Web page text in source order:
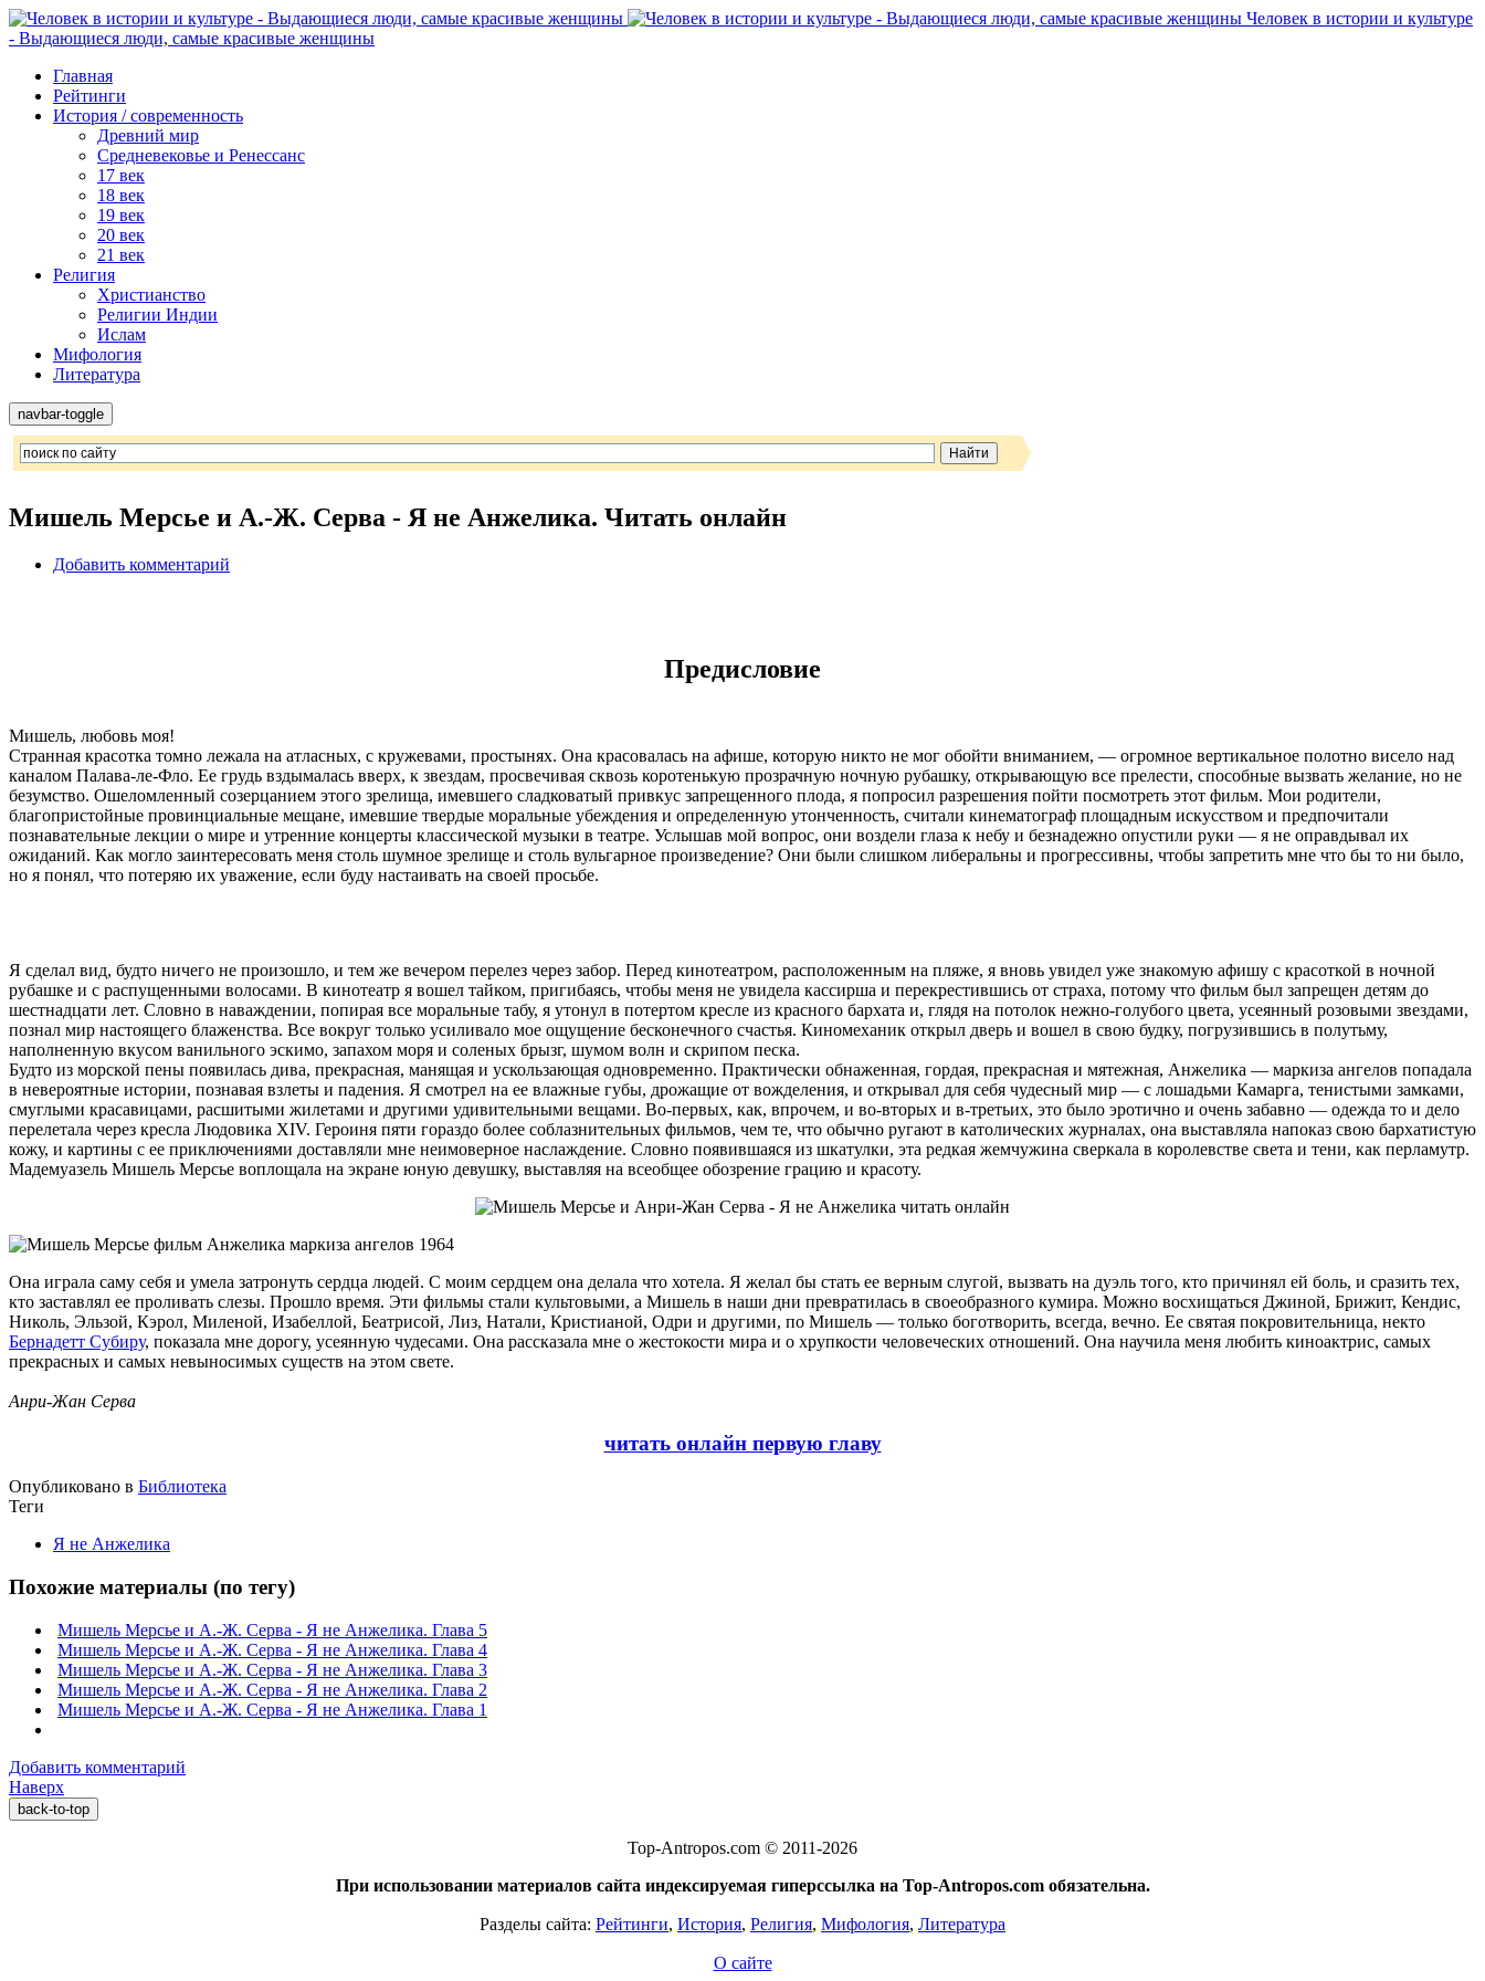
Человек в истории и культуре
- Выдающиеся люди, самые красивые женщины
Главная
Рейтинги
История / современность
Древний мир
Средневековье и Ренессанс
17 век
18 век
19 век
20 век
21 век
Религия
Христианство
Религии Индии
Ислам
Мифология
Литература
navbar-toggle
Мишель Мерсье и А.-Ж. Серва - Я не Анжелика. Читать онлайн
Добавить комментарий
Предисловие
Мишель, любовь моя!
Странная красотка томно лежала на атласных, с кружевами, простынях. Она красовалась на афише, которую никто не мог обойти вниманием, — огромное вертикальное полотно висело над
каналом Палава-ле-Фло. Ее грудь вздымалась вверх, к звездам, просвечивая сквозь коротенькую прозрачную ночную рубашку, открывающую все прелести, способные вызвать желание, но не
безумство. Ошеломленный созерцанием этого зрелища, имевшего сладковатый привкус запрещенного плода, я попросил разрешения пойти посмотреть этот фильм. Мои родители,
благопристойные провинциальные мещане, имевшие твердые моральные убеждения и определенную утонченность, считали кинематограф площадным искусством и предпочитали
познавательные лекции о мире и утренние концерты классической музыки в театре. Услышав мой вопрос, они воздели глаза к небу и безнадежно опустили руки — я не оправдывал их
ожиданий. Как могло заинтересовать меня столь шумное зрелище и столь вульгарное произведение? Они были слишком либеральны и прогрессивны, чтобы запретить мне что бы то ни было,
но я понял, что потеряю их уважение, если буду настаивать на своей просьбе.
Я сделал вид, будто ничего не произошло, и тем же вечером перелез через забор. Перед кинотеатром, расположенным на пляже, я вновь увидел уже знакомую афишу с красоткой в ночной
рубашке и с распущенными волосами. В кинотеатр я вошел тайком, пригибаясь, чтобы меня не увидела кассирша и перекрестившись от страха, потому что фильм был запрещен детям до
шестнадцати лет. Словно в наваждении, попирая все моральные табу, я утонул в потертом кресле из красного бархата и, глядя на потолок нежно-голубого цвета, усеянный розовыми звездами,
познал мир настоящего блаженства. Все вокруг только усиливало мое ощущение бесконечного счастья. Киномеханик открыл дверь и вошел в свою будку, погрузившись в полутьму,
наполненную вкусом ванильного эскимо, запахом моря и соленых брызг, шумом волн и скрипом песка.
Будто из морской пены появилась дива, прекрасная, манящая и ускользающая одновременно. Практически обнаженная, гордая, прекрасная и мятежная, Анжелика — маркиза ангелов попадала
в невероятные истории, познавая взлеты и падения. Я смотрел на ее влажные губы, дрожащие от вожделения, и открывал для себя чудесный мир — с лошадьми Камарга, тенистыми замками,
смуглыми красавицами, расшитыми жилетами и другими удивительными вещами. Во-первых, как, впрочем, и во-вторых и в-третьих, это было эротично и очень забавно — одежда то и дело
перелетала через кресла Людовика XIV. Героиня пяти гораздо более соблазнительных фильмов, чем те, что обычно ругают в католических журналах, она выставляла напоказ свою бархатистую
кожу, и картины с ее приключениями доставляли мне неимоверное наслаждение. Словно появившаяся из шкатулки, эта редкая жемчужина сверкала в королевстве света и тени, как перламутр.
Мадемуазель Мишель Мерсье воплощала на экране юную девушку, выставляя на всеобщее обозрение грацию и красоту.
Она играла саму себя и умела затронуть сердца людей. С моим сердцем она делала что хотела. Я желал бы стать ее верным слугой, вызвать на дуэль того, кто причинял ей боль, и сразить тех,
кто заставлял ее проливать слезы. Прошло время. Эти фильмы стали культовыми, а Мишель в наши дни превратилась в своеобразного кумира. Можно восхищаться Джиной, Брижит, Кендис,
Николь, Эльзой, Кэрол, Миленой, Изабеллой, Беатрисой, Лиз, Натали, Кристианой, Одри и другими, по Мишель — только боготворить, всегда, вечно. Ее святая покровительница, некто
Бернадетт Субиру, показала мне дорогу, усеянную чудесами. Она рассказала мне о жестокости мира и о хрупкости человеческих отношений. Она научила меня любить киноактрис, самых
прекрасных и самых невыносимых существ на этом свете.
Анри-Жан Серва
читать онлайн первую главу
Опубликовано в Библиотека
Теги
Я не Анжелика
Похожие материалы (по тегу)
Мишель Мерсье и А.-Ж. Серва - Я не Анжелика. Глава 5
Мишель Мерсье и А.-Ж. Серва - Я не Анжелика. Глава 4
Мишель Мерсье и А.-Ж. Серва - Я не Анжелика. Глава 3
Мишель Мерсье и А.-Ж. Серва - Я не Анжелика. Глава 2
Мишель Мерсье и А.-Ж. Серва - Я не Анжелика. Глава 1
Добавить комментарий
Наверх
back-to-top
Top-Antropos.com © 2011-2026
При использовании материалов сайта индексируемая гиперссылка на Top-Antropos.com обязательна.
Разделы сайта: Рейтинги, История, Религия, Мифология, Литература
О сайте